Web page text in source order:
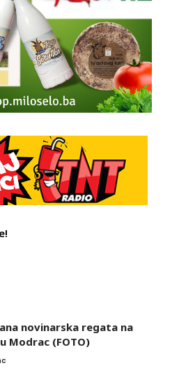
novinarska regata na
Modrac (FOTO)